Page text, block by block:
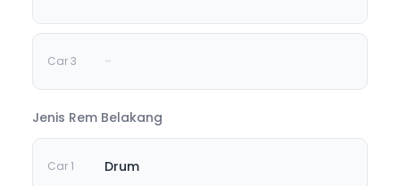
-
Jenis Rem Belakang
Drum